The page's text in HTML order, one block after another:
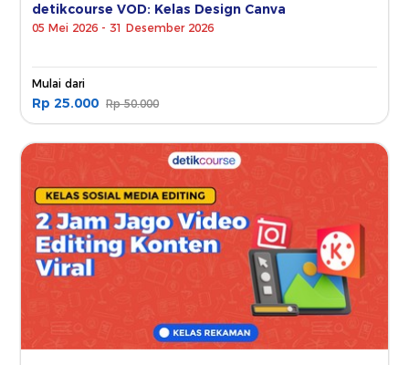
detikcourse VOD: Kelas Design Canva
05 Mei 2026 - 31 Desember 2026
Mulai dari
Rp 25.000 Rp 50.000